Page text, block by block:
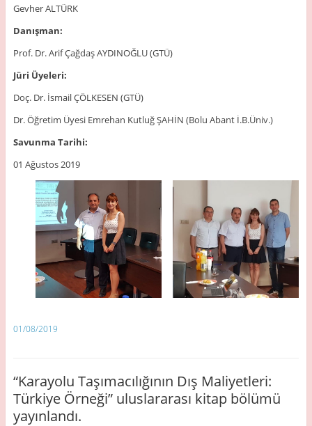
Gevher ALTÜRK
Danışman:
Prof. Dr. Arif Çağdaş AYDINOĞLU (GTÜ)
Jüri Üyeleri:
Doç. Dr. İsmail ÇÖLKESEN (GTÜ)
Dr. Öğretim Üyesi Emrehan Kutluğ ŞAHİN (Bolu Abant İ.B.Üniv.)
Savunma Tarihi:
01 Ağustos 2019
01/08/2019
“Karayolu Taşımacılığının Dış Maliyetleri:
Türkiye Örneği” uluslararası kitap bölümü
yayınlandı.